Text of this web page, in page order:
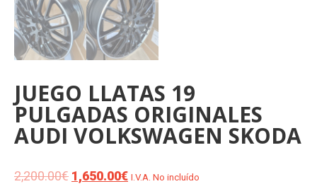
JUEGO LLATAS 19
PULGADAS ORIGINALES
AUDI VOLKSWAGEN SKODA
2,200.00€ El
1,650.00€ElI.V.A. No incluído